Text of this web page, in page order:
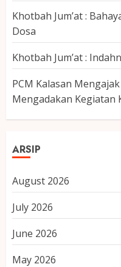
Khotbah Jum’at :
Dosa
Khotbah Jum’at :
PCM Kalasan
Mengadakan Kegiatan
ARSIP
August 2026
July 2026
June 2026
May 2026